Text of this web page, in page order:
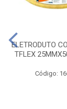
ELETRODUTO
TFLEX
Código: